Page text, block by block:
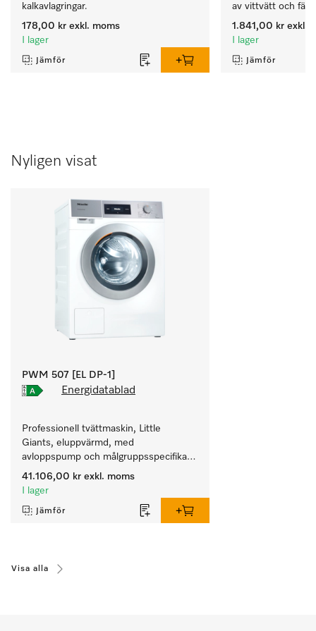
kalkavlagringar.
178,00 kr exkl. moms
I lager
Jämför
av vittvätt och
1.841,00 krexkl.
I lager
Jämför
Nyligen visat
PWM 507 [EL DP-1]
Energidatablad
Professionell tvättmaskin, Little
Giants, eluppvärmd, med
avloppspump och målgruppsspecifika
program. Prestanda 7 kg i 49 min och
desinfektionsprogram för trygg hygien.
41.106,00 kr exkl. moms
I lager
Jämför
Visa alla